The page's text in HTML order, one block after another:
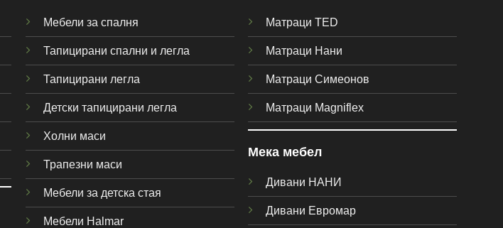
Мебели за спалня
Тапицирани спални и легла
Тапицирани легла
Детски тапицирани легла
Холни маси
Трапезни маси
Мебели за детска стая
Мебели Halmar
Матраци TED
Матраци Нани
Матраци Симеонов
Матраци Magniflex
Мека мебел
Дивани НАНИ
Дивани Евромар